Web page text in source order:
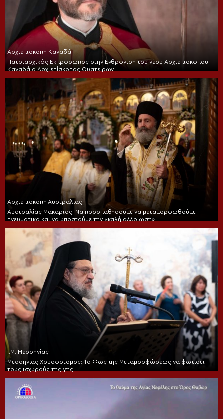
Αρχιεπισκοπή Καναδά
Πατριαρχικός Εκπρόσωπος στην Ενθρόνιση του νέου Αρχιεπισκόπου
Καναδά ο Αρχιεπίσκοπος Θυατείρων
Αρχιεπισκοπή Αυστραλίας
Αυστραλίας Μακάριος: Να προσπαθήσουμε να μεταμορφωθούμε
πνευματικά και να υποστούμε την «καλή αλλοίωση»
Ι.Μ. Μεσσηνίας
Μεσσηνίας Χρυσόστομος: Το Φως της Μεταμορφώσεως να φωτίσει
τους ισχυρούς της γης